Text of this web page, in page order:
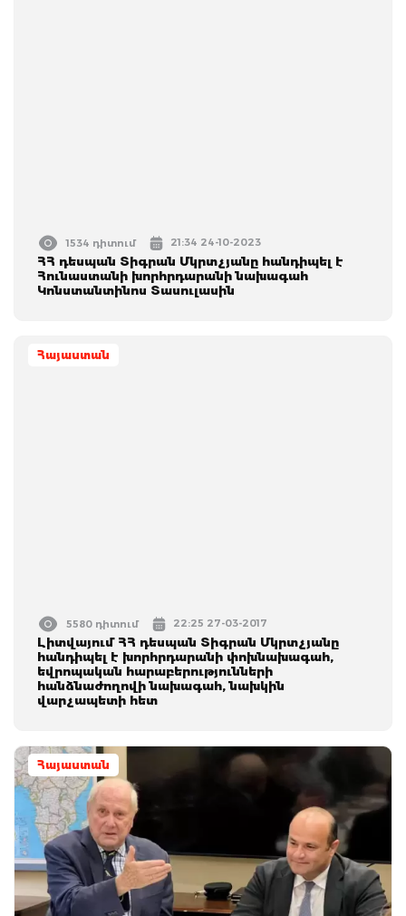
1534 դիտում 21:34 24-10-2023
ՀՀ դեսպան Տիգրան Մկրտչյանը հանդիպել է
Հունաստանի խորհրդարանի նախագահ
Կոնստանտինոս Տասուլասին
Հայաստան
5580 դիտում 22:25 27-03-2017
Լիտվայում ՀՀ դեսպան Տիգրան Մկրտչյանը
հանդիպել է խորհրդարանի փոխնախագահ,
եվրոպական հարաբերությունների
հանձնաժողովի նախագահ, նախկին
վարչապետի հետ
Հայաստան